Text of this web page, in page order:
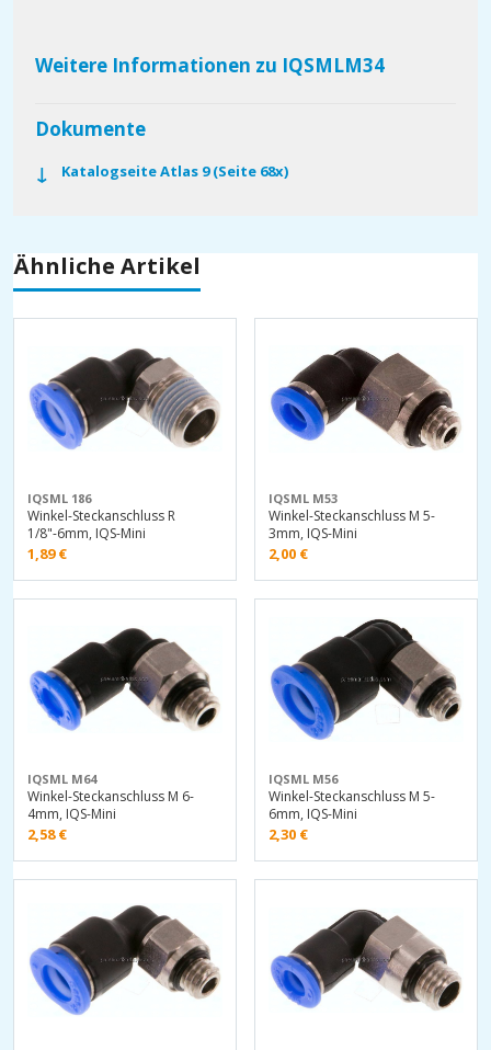
Weitere Informationen zu IQSMLM34
Dokumente
Katalogseite Atlas 9 (Seite 68x)
Ähnliche Artikel
IQSML 186
Winkel-Steckanschluss R
1/8"-6mm, IQS-Mini
1,89€
IQSML M53
Winkel-Steckanschluss M 5-
3mm, IQS-Mini
2,00 €
IQSML M64
Winkel-Steckanschluss M 6-
4mm, IQS-Mini
2,58€
IQSML M56
Winkel-Steckanschluss M 5-
6mm, IQS-Mini
2,30 €